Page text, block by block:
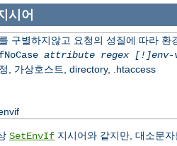
시어
구별하지않고 요청의 성질에 따라 환
attribute regex [!]env-
, 가상호스트, directory, .htaccess
SetEnvIf 지시어와 같지만, 대소문